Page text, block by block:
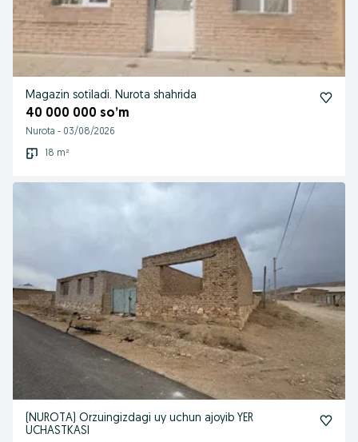
Magazin sotiladi. Nurota shahrida
40 000 000 so’m
Nurota - 03/08/2026
18 m²
(NUROTA) Orzuingizdagi uy uchun ajoyib YER
UCHASTKASI